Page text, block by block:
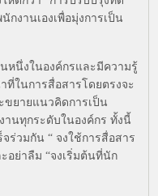
งานเองเพื่อมุ่งการเป็น
หนึ่งในองค์กรและมีความรู้
ที่ในการสื่อสารโดยตรงจะ
ขยายแนวคิดการเป็น
นทุกระดับในองค์กร ทั้งนี้
ร่วมกัน “ จงใช้การสื่อสาร
อย่าลืม “จงเริ่มต้นที่นัก